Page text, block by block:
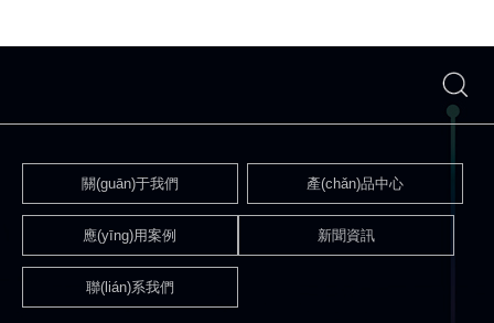
關(guān)于我們 產(chǎn)品中心
應(yīng)用案例 新聞資訊
聯(lián)系我們